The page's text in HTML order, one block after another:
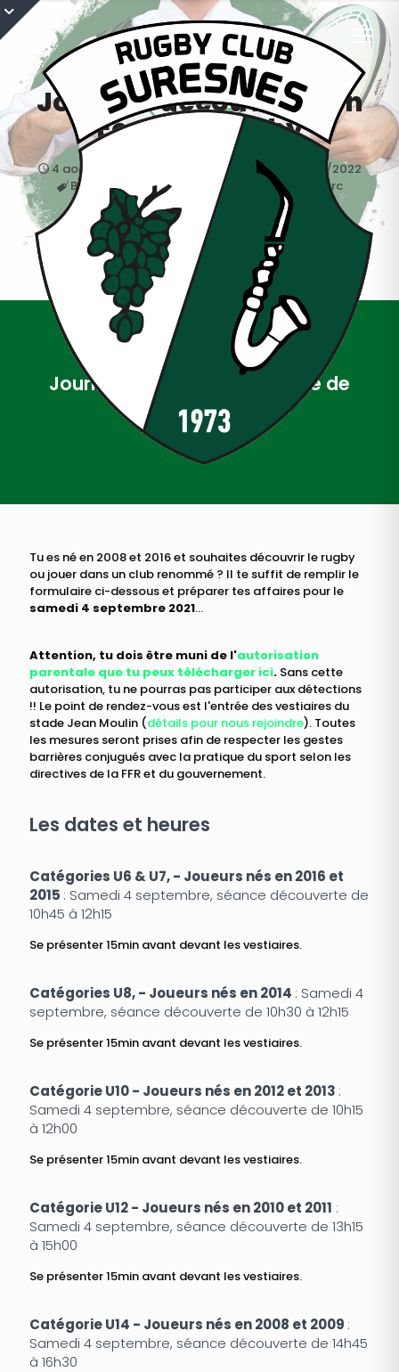
Journée découverte en
Ecole de rugby
4 août 2021 M7, ,Saison 2021/2022
Benjamins
Mini-Poussins ,minimes,Poussins ,rc
suresnes
Journée découverte en Ecole de
rugby.
Tu es né en 2008 et 2016 et souhaites découvrir le rugby
ou jouer dans un club renommé ? Il te suffit de remplir le
formulaire ci-dessous et préparer tes affaires pour le
samedi 4 septembre 2021...
Attention, tu dois être muni de l'autorisation
parentale que tu peux télécharger ici. Sans cette
autorisation, tu ne pourras pas participer aux détections
!! Le point de rendez-vous est l'entrée des vestiaires du
stade Jean Moulin (détails pour nous rejoindre). Toutes
les mesures seront prises afin de respecter les gestes
barrières conjugués avec la pratique du sport selon les
directives de la FFR et du gouvernement.
Les dates et heures
Catégories U6 & U7, - Joueurs nés en 2016 et
2015 : Samedi 4 septembre, séance découverte de
10h45 à 12h15
Se présenter 15min avant devant les vestiaires.
Catégories U8, - Joueurs nés en 2014 : Samedi 4
septembre, séance découverte de 10h30 à 12h15
Se présenter 15min avant devant les vestiaires.
Catégorie U10 - Joueurs nés en 2012 et 2013 :
Samedi 4 septembre, séance découverte de 10h15
à 12h00
Se présenter 15min avant devant les vestiaires.
Catégorie U12 - Joueurs nés en 2010 et 2011 :
Samedi 4 septembre, séance découverte de 13h15
à 15h00
Se présenter 15min avant devant les vestiaires.
Catégorie U14 - Joueurs nés en 2008 et 2009 :
Samedi 4 septembre, séance découverte de 14h45
à 16h30